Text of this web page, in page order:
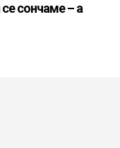
сончаме – а